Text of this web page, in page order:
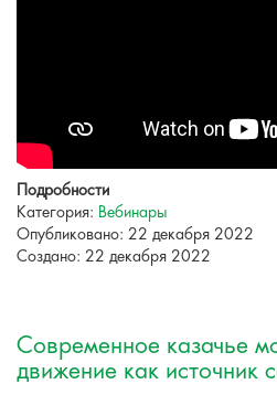
Подробности
Категория: Вебинары
Опубликовано: 22 декабря 2022
Создано: 22 декабря 2022
Современное казачье
движение как источник